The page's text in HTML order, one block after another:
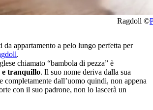
Ragdoll ©
da appartamento a pelo lungo perfetta per
.
chiamato “bambola di pezza” è
e tranquillo. Il suo nome deriva dalla sua
completamente dall’uomo quindi, non appena
con il suo padrone, non lo lascerà un